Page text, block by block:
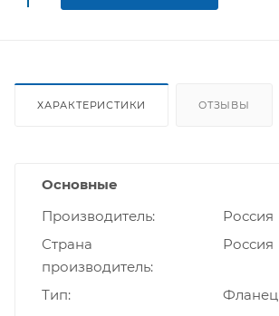
ХАРАКТЕРИСТИКИ ОТЗЫВЫ
Основные
Производитель
Россия
Страна
производитель
Россия
Тип Фланец